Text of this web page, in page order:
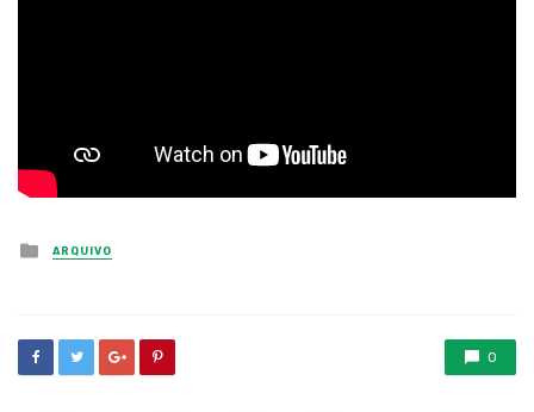
Posted
in
ARQUIVO
0